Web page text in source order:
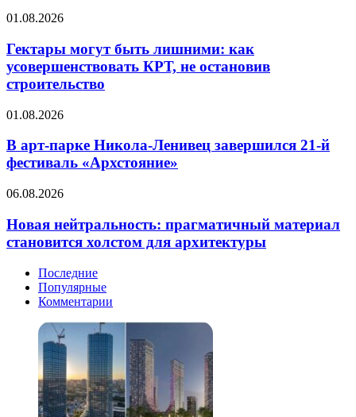
страны
для
защиты
интересов
товариществ
Гектары
быть
лишними:
как
усовершенствовать
не
строительство
01.08.2026
Гектары могут быть лишними: как
усовершенствовать КРТ, не остановив
строительство
В
парке
Никола-
Ленивец
21-
фестиваль
«Архстояние»
01.08.2026
В арт-парке Никола-Ленивец завершился 21-й
фестиваль «Архстояние»
Новая
прагматичный
материал
становится
архитектуры
06.08.2026
Новая нейтральность: прагматичный материал
становится холстом для архитектуры
Последние
Популярные
Комментарии